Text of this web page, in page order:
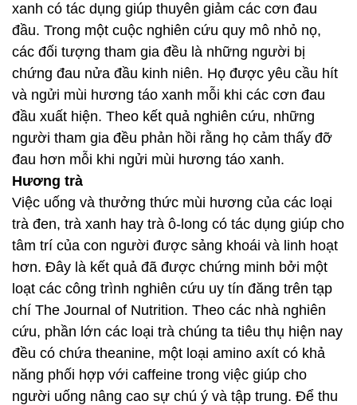
xanh có tác dụng giúp thuyên giảm các cơn đau
đầu. Trong một cuộc nghiên cứu quy mô nhỏ nọ,
các đối tượng tham gia đều là những người bị
chứng đau nửa đầu kinh niên. Họ được yêu cầu hít
và ngửi mùi hương táo xanh mỗi khi các cơn đau
đầu xuất hiện. Theo kết quả nghiên cứu, những
người tham gia đều phản hồi rằng họ cảm thấy đỡ
đau hơn mỗi khi ngửi mùi hương táo xanh.
Hương trà
Việc uống và thưởng thức mùi hương của các loại
trà đen, trà xanh hay trà ô-long có tác dụng giúp cho
tâm trí của con người được sảng khoái và linh hoạt
hơn. Đây là kết quả đã được chứng minh bởi một
loạt các công trình nghiên cứu uy tín đăng trên tạp
chí The Journal of Nutrition. Theo các nhà nghiên
cứu, phần lớn các loại trà chúng ta tiêu thụ hiện nay
đều có chứa theanine, một loại amino axít có khả
năng phối hợp với caffeine trong việc giúp cho
người uống nâng cao sự chú ý và tập trung. Để thu